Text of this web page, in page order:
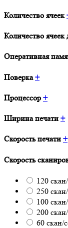
Количество ячеек
Количество ячеек
Оперативная
Поверка+
Процессор +
Ширина печати +
Скорость печати +
Скорость
120
250
100
200
60 скан/